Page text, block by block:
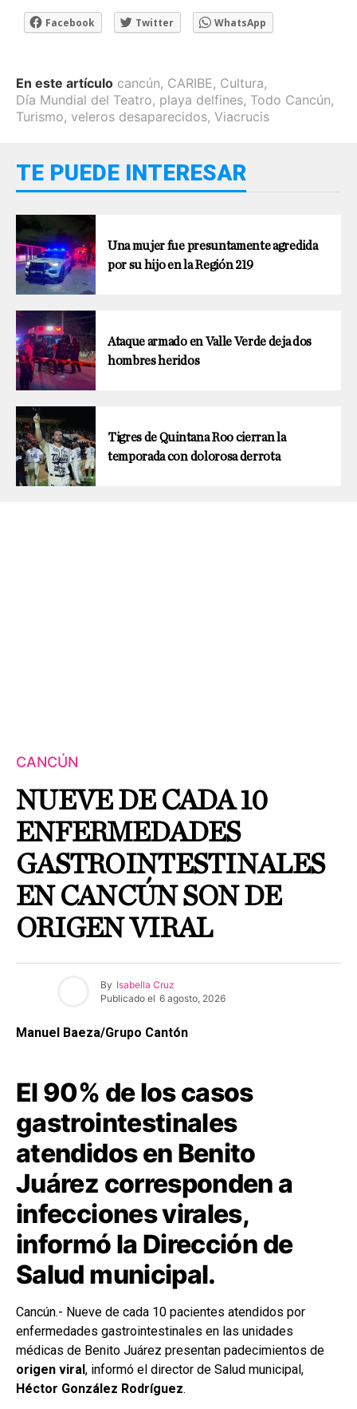
Facebook Twitter WhatsApp
En este artículo cancún, CARIBE, Cultura,
Día Mundial del Teatro, playa delfines, Todo Cancún,
Turismo, veleros desaparecidos, Viacrucis
TE PUEDE INTERESAR
Una mujer fue presuntamente agredida
por su hijo en la Región 219
Ataque armado en Valle Verde deja dos
hombres heridos
Tigres de Quintana Roo cierran la
temporada con dolorosa derrota
CANCÚN
NUEVE DE CADA 10
ENFERMEDADES
GASTROINTESTINALES
EN CANCÚN SON DE
ORIGEN VIRAL
By Isabella Cruz
Publicado el 6 agosto, 2026
Manuel Baeza/Grupo Cantón
El 90% de los casos
gastrointestinales
atendidos en Benito
Juárez corresponden a
infecciones virales,
informó la Dirección de
Salud municipal.
Cancún.- Nueve de cada 10 pacientes atendidos por
enfermedades gastrointestinales en las unidades
médicas de Benito Juárez presentan padecimientos de
origen viral , informó el director de Salud municipal,
Héctor González Rodríguez.